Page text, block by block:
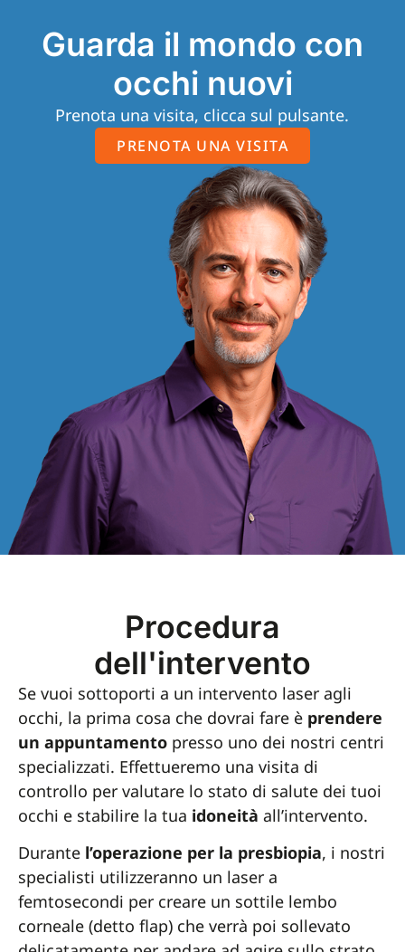
Guarda il mondo con
occhi nuovi
Prenota una visita, clicca sul pulsante.
PRENOTA UNA VISITA
Procedura
dell'intervento
Se vuoi sottoporti a un intervento laser agli
occhi, la prima cosa che dovrai fare è prendere
un appuntamento presso uno dei nostri centri
specializzati. Effettueremo una visita di
controllo per valutare lo stato di salute dei tuoi
occhi e stabilire la tua idoneità all’intervento.
Durante l’operazione per la presbiopia, i nostri
specialisti utilizzeranno un laser a
femtosecondi per creare un sottile lembo
corneale (detto flap) che verrà poi sollevato